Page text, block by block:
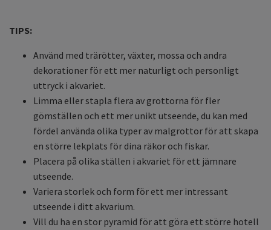
TIPS:
Använd med trärötter, växter, mossa och andra
dekorationer för ett mer naturligt och personligt
uttryck i akvariet.
Limma eller stapla flera av grottorna för fler
gömställen och ett mer unikt utseende, du kan med
fördel använda olika typer av malgrottor för att skapa
en större lekplats för dina räkor och fiskar.
Placera på olika ställen i akvariet för ett jämnare
utseende.
Variera storlek och form för ett mer intressant
utseende i ditt akvarium.
Vill du ha en stor pyramid för att göra ett större hotell